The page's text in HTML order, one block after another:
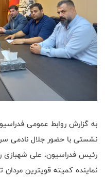
به گزارش روابط عمومی
نشستی با حضور جلال نادمی
رئیس فدراسیون، علی
نماینده کمیته قویترین مردان